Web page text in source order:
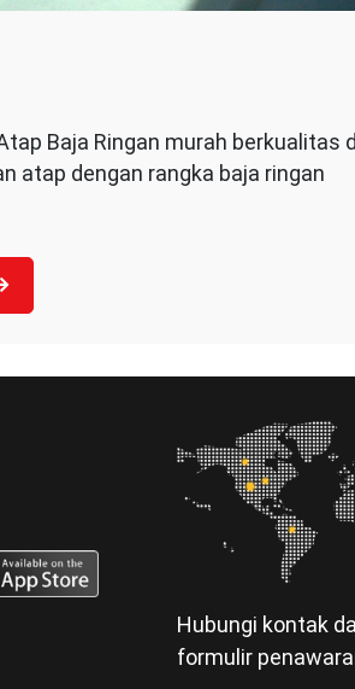
Baja Ringan murah berkualitas
atap dengan rangka baja ringan
Hubungi kontak
formulir